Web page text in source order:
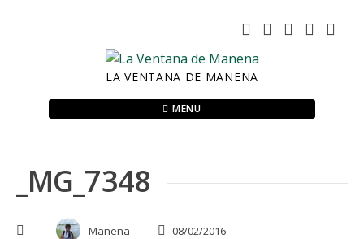
LA VENTANA DE MANENA
MENU
_MG_7348
Manena 08/02/2016